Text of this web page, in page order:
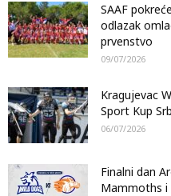
SAAF
odlazak
prvenstvo
09/07/2026
Kragujevac
Sport Kup
06/07/2026
Finalni dan
Mammoths i